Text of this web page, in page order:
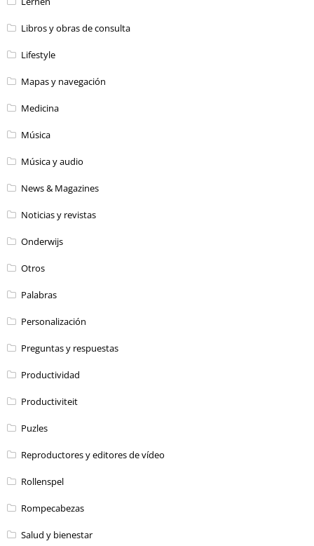
Libros y obras de consulta
Lifestyle
Mapas y navegación
Medicina
Música
Música y audio
News & Magazines
Noticias y revistas
Onderwijs
Otros
Palabras
Personalización
Preguntas y respuestas
Productividad
Productiviteit
Puzles
Reproductores y editores de vídeo
Rollenspel
Rompecabezas
Salud y bienestar